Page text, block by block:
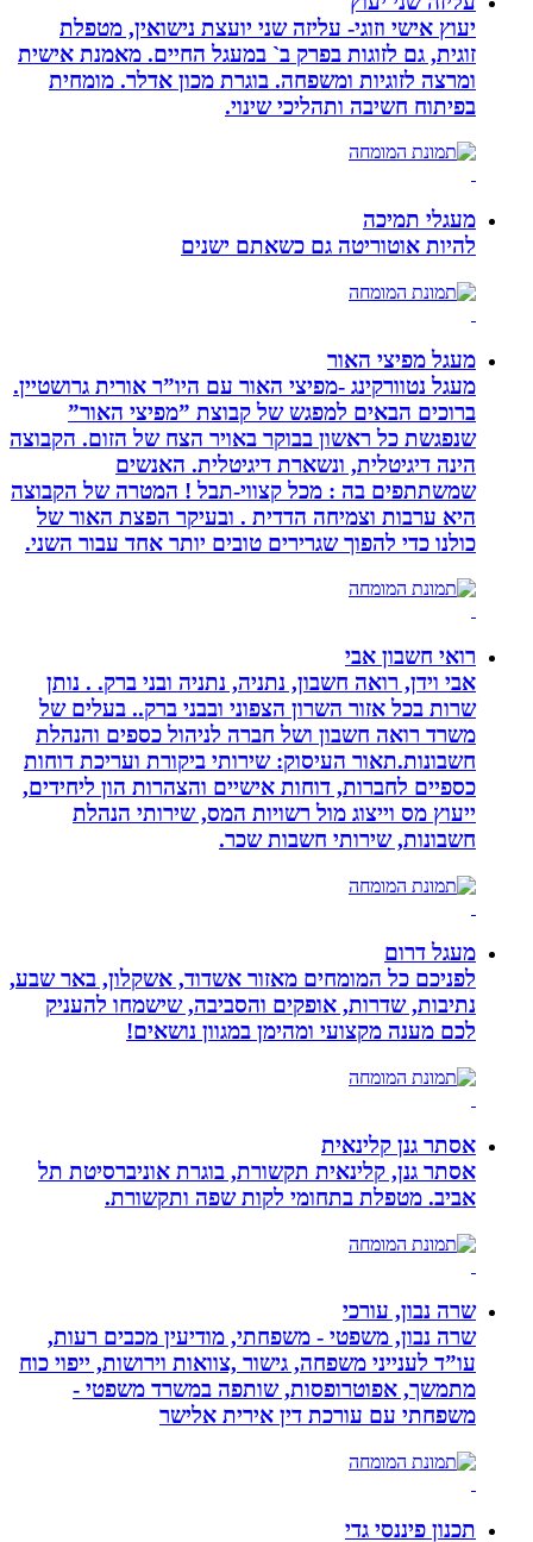
יעוץ אישי וזוגי- עליזה שני יועצת נישואין, מטפלת
זוגית, גם לזוגות בפרק ב` במעגל החיים. מאמנת אישית
ומרצה לזוגיות ומשפחה. בוגרת מכון אדלר. מומחית
בפיתוח חשיבה ותהליכי שינוי.
מעגלי תמיכה
להיות אוטוריטה גם כשאתם ישנים
מעגל מפיצי האור
מעגל נטוורקינג -מפיצי האור עם היו”ר אורית גרושטיין.
ברוכים הבאים למפגש של קבוצת ”מפיצי האור”
שנפגשת כל ראשון בבוקר באויר הצח של הזום. הקבוצה
הינה דיגיטלית, ונשארת דיגיטלית. האנשים
שמשתתפים בה : מכל קצווי-תבל ! המטרה של הקבוצה
היא ערבות וצמיחה הדדית . ובעיקר הפצת האור של
כולנו כדי להפוך שגרירים טובים יותר אחד עבור השני.
רואי חשבון אבי
אבי וידן, רואה חשבון, נתניה, נתניה ובני ברק. . נותן
שרות בכל אזור השרון הצפוני ובבני ברק.. בעלים של
משרד רואה חשבון ושל חברה לניהול כספים והנהלת
חשבונות.תאור העיסוק: שירותי ביקורת ועריכת דוחות
כספיים לחברות, דוחות אישיים והצהרות הון ליחידים,
ייעוץ מס וייצוג מול רשויות המס, שירותי הנהלת
חשבונות, שירותי חשבות שכר.
מעגל דרום
לפניכם כל המומחים מאזור אשדוד, אשקלון, באר שבע,
נתיבות, שדרות, אופקים והסביבה, שישמחו להעניק
לכם מענה מקצועי ומהימן במגוון נושאים!
אסתר גנן קלינאית
אסתר גנן, קלינאית תקשורת, בוגרת אוניברסיטת תל
אביב. מטפלת בתחומי לקות שפה ותקשורת.
שרה נבון, עורכי
שרה נבון, משפטי - משפחתי, מודיעין מכבים רעות,
עו”ד לענייני משפחה, גישור ,צוואות וירושות, ייפוי כוח
מתמשך, אפוטרופסות, שותפה במשרד משפטי -
משפחתי עם עורכת דין אירית אלישר
תכנון פיננסי גדי